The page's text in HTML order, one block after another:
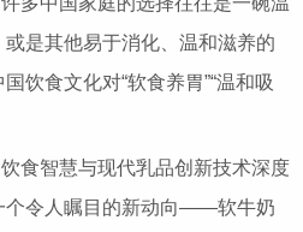
是其他易于消化、温和滋养的
饮食文化对“软食养胃”“温和吸
食智慧与现代乳品创新技术深度
个令人瞩目的新动向——软牛奶